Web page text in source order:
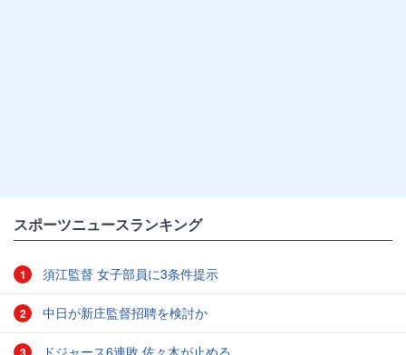
スポーツニュースランキング
1 須江監督 女子部員に3条件提示
2 中日が新庄監督招聘を検討か
ドジャース6連敗 佐々木が止める